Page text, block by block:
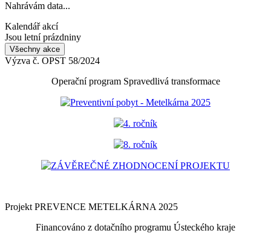
Nahrávám data...
Kalendář akcí
Jsou letní prázdniny
Všechny akce
Výzva č. OPST 58/2024
Operační program Spravedlivá transformace
Preventivní pobyt - Metelkárna 2025
4. ročník
8. ročník
ZÁVĚREČNÉ ZHODNOCENÍ PROJEKTU
Projekt PREVENCE METELKÁRNA 2025
Financováno z dotačního programu Ústeckého kraje